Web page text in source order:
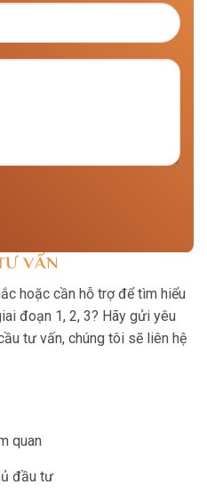
VẤN
hoặc cần hỗ trợ để tìm hiểu
đoạn 1, 2, 3? Hãy gửi yêu
tư vấn, chúng tôi sẽ liên hệ
quan
đầu tư